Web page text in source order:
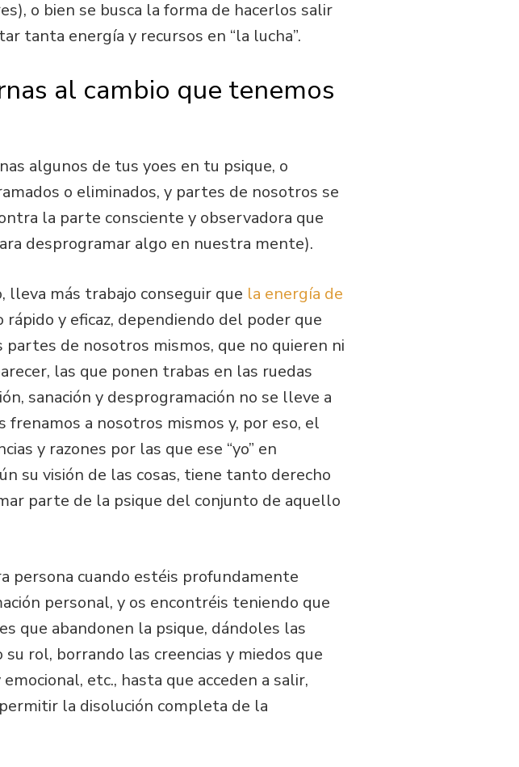
o bien se busca la forma de hacerlos salir
tanta energía y recursos en “la lucha”.
al cambio que tenemos
algunos de tus yoes en tu psique, o
o eliminados, y partes de nosotros se
la parte consciente y observadora que
desprogramar algo en nuestra mente).
lleva más trabajo conseguir que la energía de
y eficaz, dependiendo del poder que
de nosotros mismos, que no quieren ni
las que ponen trabas en las ruedas
sanación y desprogramación no se lleve a
a nosotros mismos y, por eso, el
y razones por las que ese “yo” en
su visión de las cosas, tiene tanto derecho
parte de la psique del conjunto de aquello
persona cuando estéis profundamente
personal, y os encontréis teniendo que
que abandonen la psique, dándoles las
rol, borrando las creencias y miedos que
etc., hasta que acceden a salir,
permitir la disolución completa de la